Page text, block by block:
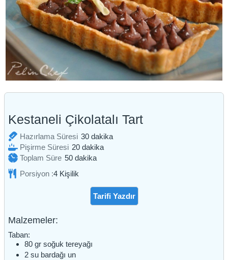
Kestaneli Çikolatalı Tart
Hazırlama Süresi 30dakika
dakika
Pişirme Süresi 20dakika
dakika
Toplam Süre 50dakika
dakika
Porsiyon :4 Kişilik
Tarifi Yazdır
Malzemeler:
Taban:
80 gr soğuk tereyağı
2 su bardağı un